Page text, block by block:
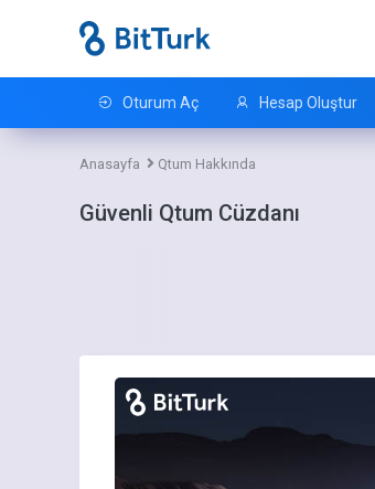
Oturum Aç Hesap Oluştur
Anasayfa Qtum Hakkında
Güvenli Qtum Cüzdanı